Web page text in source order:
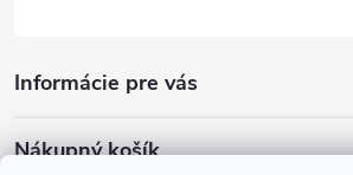
Informácie pre vás
Nákupný košík